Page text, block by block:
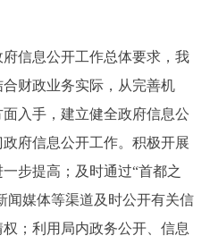
职能 政策服务
解读 回应关切
公开
信息公开工作总体要求，我
财政业务实际，从完善机
入手，建立健全政府信息公
府信息公开工作。积极开展
步提高；及时通过“首都之
闻媒体等渠道及时公开有关信
；利用局内政务公开、信息